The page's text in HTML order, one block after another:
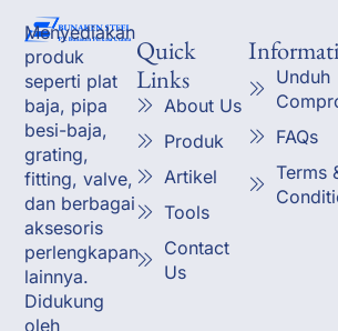
Menyediakan
produk
seperti plat
baja, pipa
besi-baja,
grating,
fitting, valve,
dan berbagai
aksesoris
perlengkapan
lainnya.
Didukung
oleh
Quick
Links
About Us
Produk
Artikel
Tools
Contact
Us
Unduh
FAQs
Terms